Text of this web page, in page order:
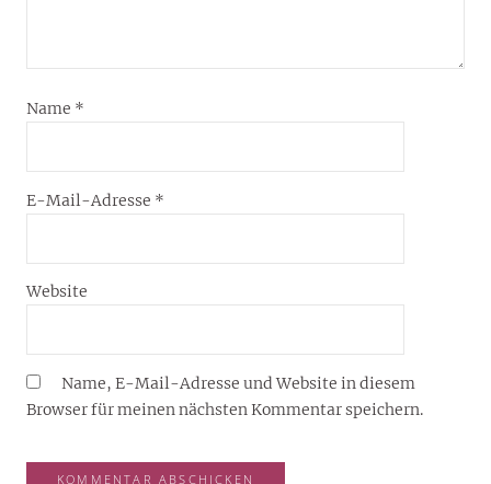
Name *
E-Mail-Adresse *
Website
Name, E-Mail-Adresse und Website in diesem
Browser für meinen nächsten Kommentar speichern.